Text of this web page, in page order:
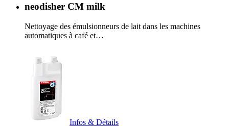
neodisher CM milk
Nettoyage des émulsionneurs de lait dans les machines
automatiques à café et…
Infos & Détails